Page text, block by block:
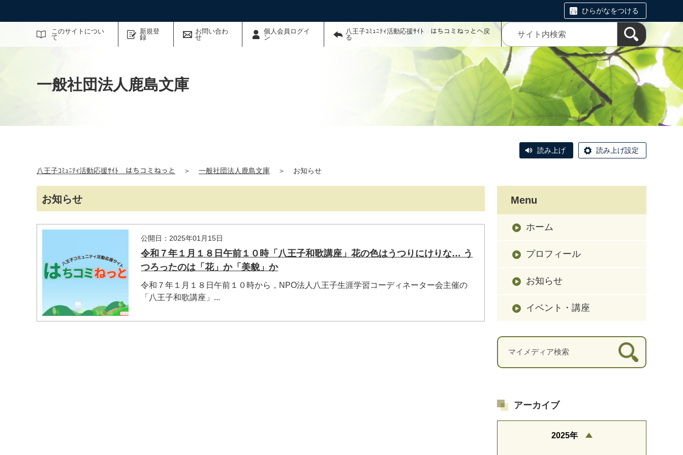
ひらがなをつける
このサイトについ
て
新規登
録
お問い合わ
せ
個人会員ログイ
ン
八王子ｺﾐｭﾆﾃｨ活動応援ｻｲﾄ はちコミねっとへ戻
る
サイト内検索
一般社団法人鹿島文庫
読み上げ 読み上げ設定
八王子ｺﾐｭﾆﾃｨ活動応援ｻｲﾄ はちコミねっと ＞ 一般社団法人鹿島文庫 ＞ お知らせ
お知らせ
公開日：2025年01月15日
令和７年１月１８日午前１０時「八王子和歌講座」花の色はうつりにけりな… う
つろったのは「花」か「美貌」か
令和７年１月１８日午前１０時から，NPO法人八王子生涯学習コーディネーター会主催の
「八王子和歌講座」...
Menu
ホーム
プロフィール
お知らせ
イベント・講座
アーカイブ
2025年